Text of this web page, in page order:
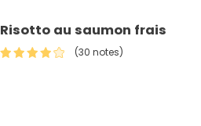
Risotto au saumon frais
(30 notes)